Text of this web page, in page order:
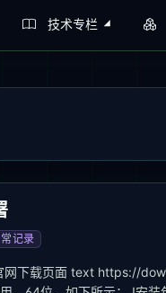
技术专栏
常记录
网下载页面 text https://